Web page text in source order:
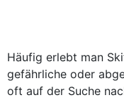
Häufig erlebt man
gefährliche oder
oft auf der Suche